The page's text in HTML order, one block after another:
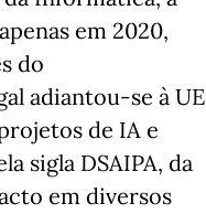
em 2020,
do
adiantou-se à UE
de IA e
sigla DSAIPA, da
em diversos